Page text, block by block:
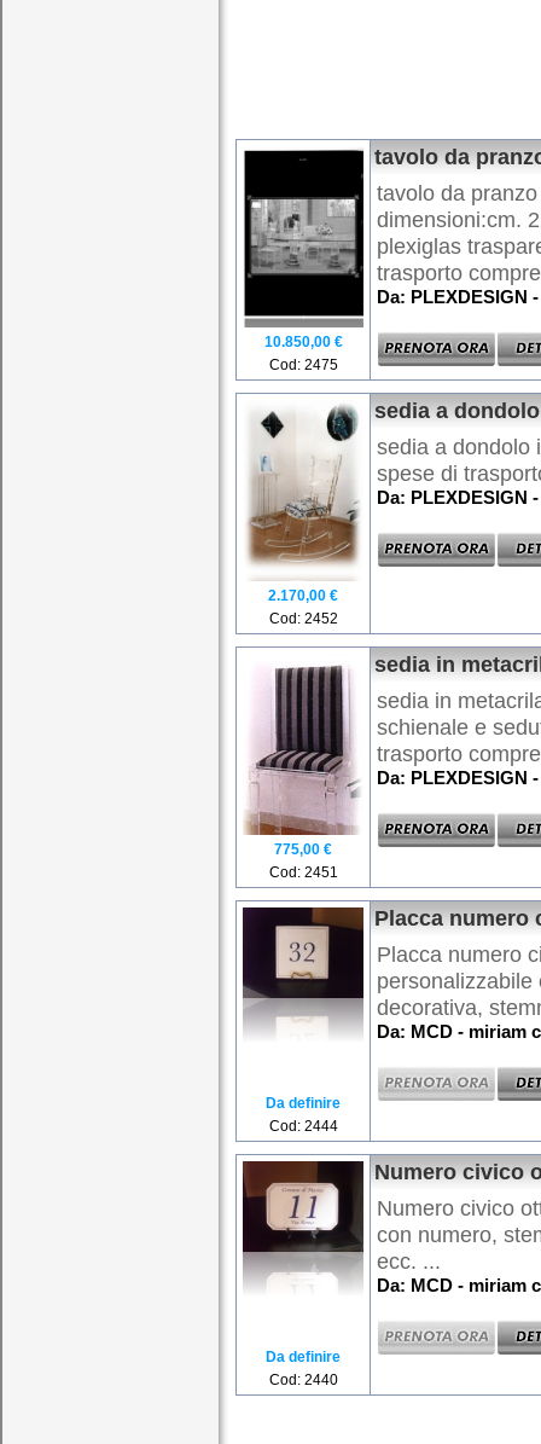
10.850,00 €
Cod: 2475
tavolo da
tavolo da
dimensioni:cm.
plexiglas
trasporto
Da: PLEXDESIGN
2.170,00 €
Cod: 2452
sedia a dondolo
sedia a dondolo
spese di
Da: PLEXDESIGN
775,00 €
Cod: 2451
sedia in
sedia in
schienale e
trasporto
Da: PLEXDESIGN
Da definire
Cod: 2444
Placca numero
Placca numero
personalizzabile
decorativa,
Da: MCD - miriam
Da definire
Cod: 2440
Numero civico
Numero civico
con numero,
ecc. ...
Da: MCD - miriam